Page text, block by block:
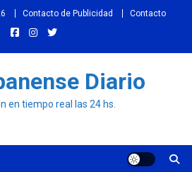
Contacto de Publicidad Contacto
Diario
en tiempo real las 24 hs.